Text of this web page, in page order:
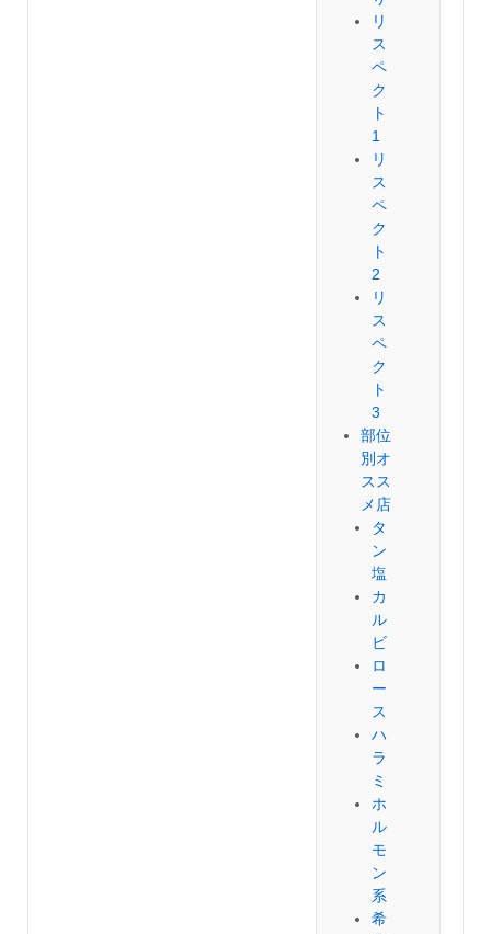
リ
ス
ペ
ク
ト
1
リ
ス
ペ
ク
ト
2
リ
ス
ペ
ク
ト
3
部位
別オ
スス
メ店
タ
ン
塩
カ
ル
ビ
ロ
ー
ス
ハ
ラ
ミ
ホ
ル
モ
ン
系
希